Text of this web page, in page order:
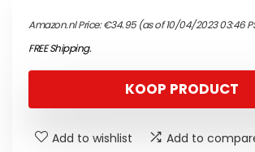
Amazon.nl Price:€34.95(as of 10/04/2023 03:46
FREE Shipping.
KOOP PRODUCT
Add to wishlist Add to